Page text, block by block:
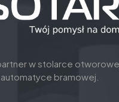
w stolarce
automatyce bramowej.